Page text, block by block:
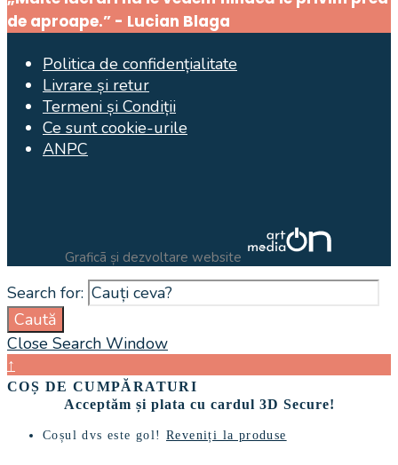
de aproape.” - Lucian Blaga
Politica de confidențialitate
Livrare și retur
Termeni și Condiții
Ce sunt cookie-urile
ANPC
Graficã și dezvoltare website
Search for:
Caută
Close Search Window
↑
COȘ DE CUMPĂRATURI
Acceptăm și plata cu cardul 3D Secure!
Coșul dvs este gol!Reveniți la produse